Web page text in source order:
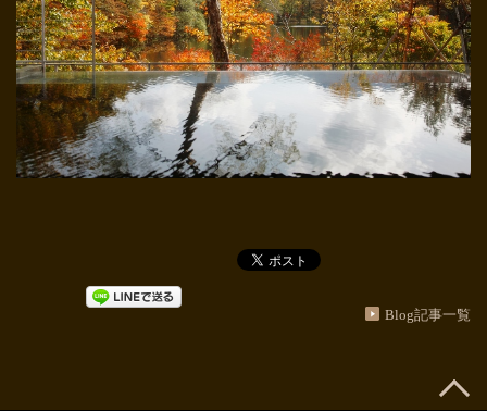
Blog記事一覧